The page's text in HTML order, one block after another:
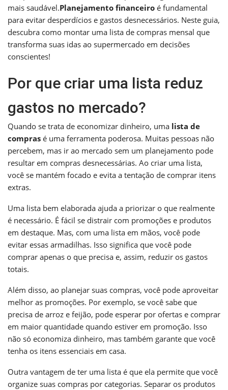
mais saudável.Planejamento financeiro é fundamental
para evitar desperdícios e gastos desnecessários. Neste guia,
descubra como montar uma lista de compras mensal que
transforma suas idas ao supermercado em decisões
conscientes!
Por que criar uma lista reduz
gastos no mercado?
Quando se trata de economizar dinheiro, uma lista de
compras é uma ferramenta poderosa. Muitas pessoas não
percebem, mas ir ao mercado sem um planejamento pode
resultar em compras desnecessárias. Ao criar uma lista,
você se mantém focado e evita a tentação de comprar itens
extras.
Uma lista bem elaborada ajuda a priorizar o que realmente
é necessário. É fácil se distrair com promoções e produtos
em destaque. Mas, com uma lista em mãos, você pode
evitar essas armadilhas. Isso significa que você pode
comprar apenas o que precisa e, assim, reduzir os gastos
totais.
Além disso, ao planejar suas compras, você pode aproveitar
melhor as promoções. Por exemplo, se você sabe que
precisa de arroz e feijão, pode esperar por ofertas e comprar
em maior quantidade quando estiver em promoção. Isso
não só economiza dinheiro, mas também garante que você
tenha os itens essenciais em casa.
Outra vantagem de ter uma lista é que ela permite que você
organize suas compras por categorias. Separar os produtos